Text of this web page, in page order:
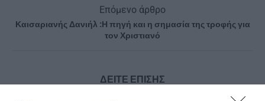
Επόμενο άρθρο
Καισαριανής Δανιήλ :Η πηγή και η σημασία της τροφής για
τον Χριστιανό
ΔΕΙΤΕ ΕΠΙΣΗΣ